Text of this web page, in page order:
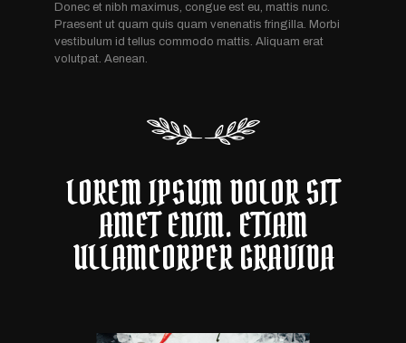
Donec et nibh maximus, congue est eu, mattis nunc.
Praesent ut quam quis quam venenatis fringilla. Morbi
vestibulum id tellus commodo mattis. Aliquam erat
volutpat. Aenean.
LOREM IPSUM DOLOR SIT
AMET ENIM. ETIAM
ULLAMCORPER GRAVIDA